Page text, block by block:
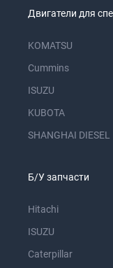
Двигатели для
KOMATSU
Cummins
ISUZU
KUBOTA
SHANGHAI DIESEL
Б/У запчасти
Hitachi
ISUZU
Caterpillar